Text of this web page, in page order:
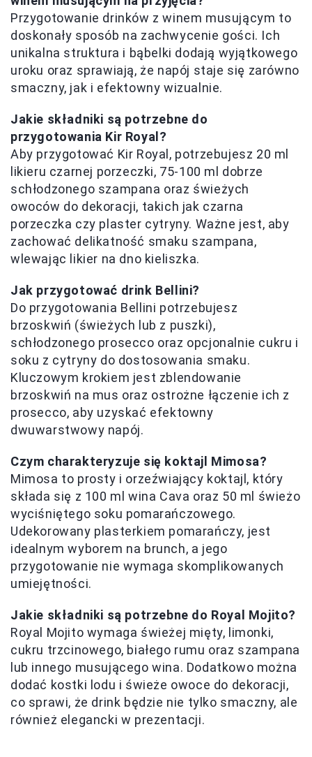
Przygotowanie drinków z winem musującym to
doskonały sposób na zachwycenie gości. Ich
unikalna struktura i bąbelki dodają wyjątkowego
uroku oraz sprawiają, że napój staje się zarówno
smaczny, jak i efektowny wizualnie.
Jakie składniki są potrzebne do
przygotowania Kir Royal?
Aby przygotować Kir Royal, potrzebujesz 20 ml
likieru czarnej porzeczki, 75-100 ml dobrze
schłodzonego szampana oraz świeżych
owoców do dekoracji, takich jak czarna
porzeczka czy plaster cytryny. Ważne jest, aby
zachować delikatność smaku szampana,
wlewając likier na dno kieliszka.
Jak przygotować drink Bellini?
Do przygotowania Bellini potrzebujesz
brzoskwiń (świeżych lub z puszki),
schłodzonego prosecco oraz opcjonalnie cukru i
soku z cytryny do dostosowania smaku.
Kluczowym krokiem jest zblendowanie
brzoskwiń na mus oraz ostrożne łączenie ich z
prosecco, aby uzyskać efektowny
dwuwarstwowy napój.
Czym charakteryzuje się koktajl Mimosa?
Mimosa to prosty i orzeźwiający koktajl, który
składa się z 100 ml wina Cava oraz 50 ml świeżo
wyciśniętego soku pomarańczowego.
Udekorowany plasterkiem pomarańczy, jest
idealnym wyborem na brunch, a jego
przygotowanie nie wymaga skomplikowanych
umiejętności.
Jakie składniki są potrzebne do Royal Mojito?
Royal Mojito wymaga świeżej mięty, limonki,
cukru trzcinowego, białego rumu oraz szampana
lub innego musującego wina. Dodatkowo można
dodać kostki lodu i świeże owoce do dekoracji,
co sprawi, że drink będzie nie tylko smaczny, ale
również elegancki w prezentacji.